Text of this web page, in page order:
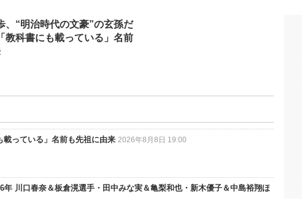
、“明治時代の文豪”の玄孫だ
教科書にも載っている」名前
っている」名前も先祖に由来 2026年8月8日 19:00
年 川口春奈＆板倉滉選手・田中みな実＆亀梨和也・新木優子＆中島裕翔ほ